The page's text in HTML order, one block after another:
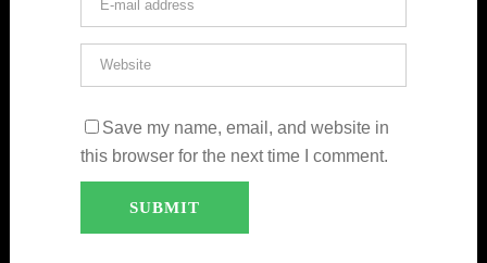
Save my name, email, and website in
this browser for the next time I comment.